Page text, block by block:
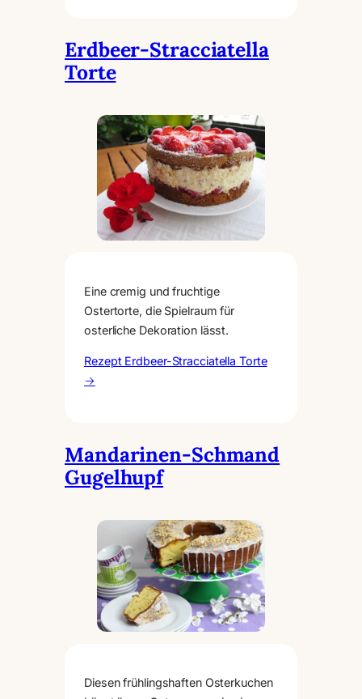
Erdbeer-Stracciatella
Torte
Eine cremig und fruchtige
Ostertorte, die Spielraum für
osterliche Dekoration lässt.
Rezept Erdbeer-Stracciatella Torte
→
Mandarinen-Schmand
Gugelhupf
Diesen frühlingshaften Osterkuchen